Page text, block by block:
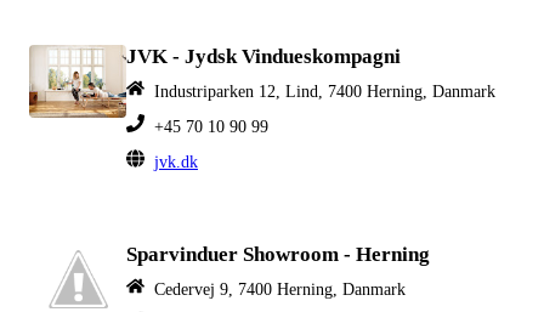
JVK - Jydsk Vindueskompagni
Industriparken 12, Lind, 7400 Herning, Danmark
+45 70 10 90 99
jvk.dk
Sparvinduer Showroom - Herning
Cedervej 9, 7400 Herning, Danmark